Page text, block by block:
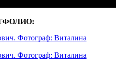
Фотограф: Виталина
Фотограф: Виталина